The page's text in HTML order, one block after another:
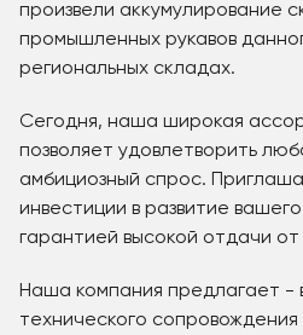
произвели аккумулирование
промышленных рукавов
региональных складах.
Сегодня, наша широкая
позволяет удовлетворить
амбициозный спрос.
инвестиции в развитие
гарантией высокой отдачи
Наша компания предлагает -
технического